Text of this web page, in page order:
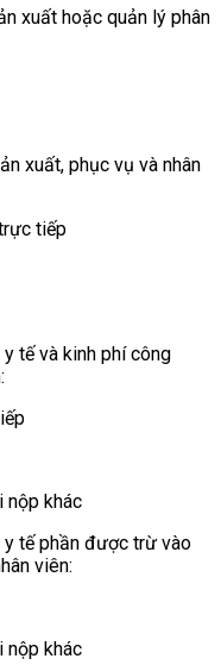
xuất hoặc quản lý phân
xuất, phục vụ và nhân
tiếp
tế và kinh phí công
nộp khác
y tế phần được trừ vào
viên:
nộp khác